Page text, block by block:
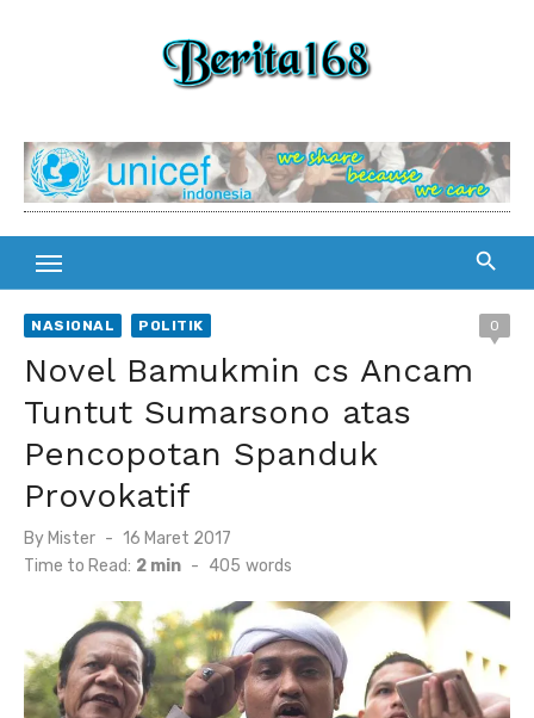
NASIONAL POLITIK 0
Novel Bamukmin cs Ancam
Tuntut Sumarsono atas
Pencopotan Spanduk
Provokatif
By Mister
Posted
on
16 Maret 2017
Time to Read: 2 min - 405 words